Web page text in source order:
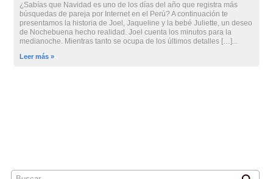
¿Sabías que Navidad es uno de los días del año que registra más
búsquedas de pareja por Internet en el Perú? A continuación te
presentamos la historia de Joel, Jaqueline y la bebé Juliette, un deseo
de Nochebuena hecho realidad. Joel cuenta los minutos para la
medianoche. Mientras tanto se ocupa de los últimos detalles […]...
Leer más »